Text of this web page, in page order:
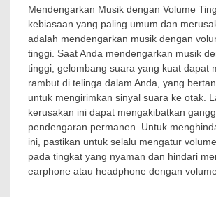
Mendengarkan Musik dengan Volume
kebiasaan yang paling umum dan
adalah mendengarkan musik dengan
tinggi. Saat Anda mendengarkan musik
tinggi, gelombang suara yang kuat dapat
rambut di telinga dalam Anda, yang
untuk mengirimkan sinyal suara ke otak.
kerusakan ini dapat mengakibatkan
pendengaran permanen. Untuk
ini, pastikan untuk selalu mengatur
pada tingkat yang nyaman dan hindari
earphone atau headphone dengan